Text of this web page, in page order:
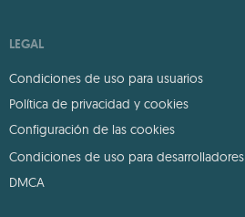
LEGAL
Condiciones de uso para usuarios
Política de privacidad y cookies
Configuración de las cookies
Condiciones de uso para desarrolladores
DMCA